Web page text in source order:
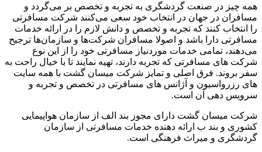
همه چیز در صنعت گردشگری به تجربه و تخصص بر می‌گردد و
مسافران در جهان در انتخاب خود سعی می‌کنند شرکت مسافرتی
را انتخاب کنند که تجربه و تخصص و دانش لازم را در ارائه خدمات
مسافرتی دارا باشد و اصولا مسافران شرکت‌ها و سازمان‌ها ترجیح
می‌دهند، تمامی خدمات موردنیاز مسافرتی خود را از این نوع
شرکت های مسافرتی که تجربه دارند، تهیه نمایند تا با خیال راحت به
سفر بروند. فرق اصلی و تمایز شرکت میسان گشت با همه سایت
های رزرواسیون و آژانس های مسافرتی در تخصص و تجربه و
سرویس دهی آن است.
شرکت میسان گشت دارای مجوز بند الف از سازمان هواپیمایی
کشوری و بند ب ارائه دهنده خدمات مسافرتی از سازمان
گردشگری و میراث فرهنگی است.